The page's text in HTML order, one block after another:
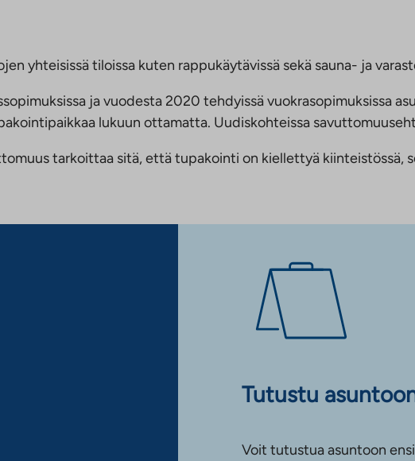
yhteisissä tiloissa kuten rappukäytävissä sekä sauna- ja
ja vuodesta 2020 tehdyissä vuokrasopimuksissa
lukuun ottamatta. Uudiskohteissa
tarkoittaa sitä, että tupakointi on kiellettyä kiinteistössä,
Tutustu
Voit tutustua asuntoon